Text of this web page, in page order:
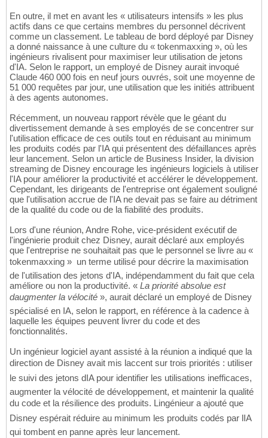
En outre, il met en avant les « utilisateurs intensifs » les plus
actifs dans ce que certains membres du personnel décrivent
comme un classement. Le tableau de bord déployé par Disney
a donné naissance à une culture du « tokenmaxxing », où les
ingénieurs rivalisent pour maximiser leur utilisation de jetons
d'IA. Selon le rapport, un employé de Disney aurait invoqué
Claude 460 000 fois en neuf jours ouvrés, soit une moyenne de
51 000 requêtes par jour, une utilisation que les initiés attribuent
à des agents autonomes.
Récemment, un nouveau rapport révèle que le géant du
divertissement demande à ses employés de se concentrer sur
l'utilisation efficace de ces outils tout en réduisant au minimum
les produits codés par l'IA qui présentent des défaillances après
leur lancement. Selon un article de Business Insider, la division
streaming de Disney encourage les ingénieurs logiciels à utiliser
l'IA pour améliorer la productivité et accélérer le développement.
Cependant, les dirigeants de l'entreprise ont également souligné
que l'utilisation accrue de l'IA ne devait pas se faire au détriment
de la qualité du code ou de la fiabilité des produits.
Lors d'une réunion, Andre Rohe, vice-président exécutif de
l'ingénierie produit chez Disney, aurait déclaré aux employés
que l'entreprise ne souhaitait pas que le personnel se livre au «
tokenmaxxing »  un terme utilisé pour décrire la maximisation
de l'utilisation des jetons d'IA, indépendamment du fait que cela
améliore ou non la productivité. « La priorité absolue est
daugmenter la vélocité », aurait déclaré un employé de Disney
spécialisé en IA, selon le rapport, en référence à la cadence à
laquelle les équipes peuvent livrer du code et des
fonctionnalités.
Un ingénieur logiciel ayant assisté à la réunion a indiqué que la
direction de Disney avait mis laccent sur trois priorités : utiliser
le suivi des jetons dIA pour identifier les utilisations inefficaces,
augmenter la vélocité de développement, et maintenir la qualité
du code et la résilience des produits. Lingénieur a ajouté que
Disney espérait réduire au minimum les produits codés par lIA
qui tombent en panne après leur lancement.